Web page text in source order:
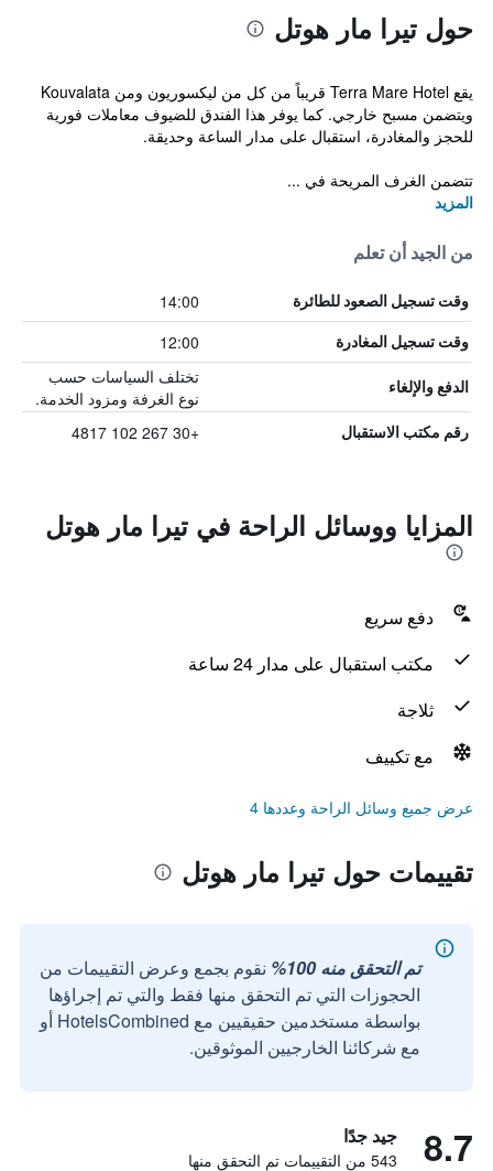
حول تيرا مار هوتل
يقع Terra Mare Hotel قريباً من كل من ليكسوريون ومن Kouvalata
ويتضمن مسبح خارجي. كما يوفر هذا الفندق للضيوف معاملات فورية
للحجز والمغادرة، استقبال على مدار الساعة وحديقة.
تتضمن الغرف المريحة في ...
المزيد
من الجيد أن تعلم
وقت تسجيل الصعود للطائرة 14:00
وقت تسجيل المغادرة 12:00
الدفع والإلغاء
تختلف السياسات حسب
نوع الغرفة ومزود الخدمة.
رقم مكتب الاستقبال +30 267 102 4817
المزايا ووسائل الراحة في تيرا مار هوتل
دفع سريع
مكتب استقبال على مدار 24 ساعة
ثلاجة
مع تكييف
عرض جميع وسائل الراحة وعددها 4
تقييمات حول تيرا مار هوتل
تم التحقق منه 100%
نقوم بجمع وعرض التقييمات من
الحجوزات التي تم التحقق منها فقط والتي تم إجراؤها
بواسطة مستخدمين حقيقيين مع HotelsCombined أو
مع شركائنا الخارجيين الموثوقين.
8.7 جيد جدًا
543 من التقييمات تم التحقق منها